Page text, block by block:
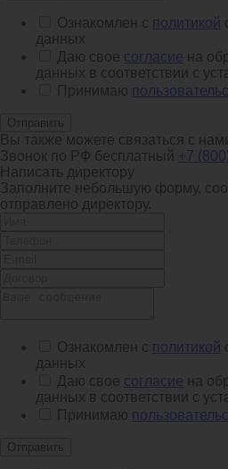
Ознакомлен с политикой
данных
Даю свое согласие на
данных в соответствии с
Принимаю
Отправить
Вы также можете связаться с
Звонок по РФ бесплатный +7
Написать директору
Заполните небольшую форму,
отправлено директору.
Ознакомлен с политикой
данных
Даю свое согласие на
данных в соответствии с
Принимаю
Отправить